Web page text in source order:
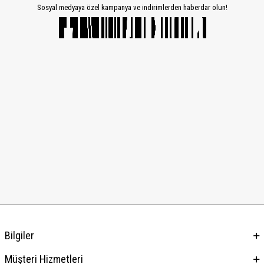
Sosyal medyaya özel kampanya ve indirimlerden haberdar olun!
Bilgiler
Müşteri Hizmetleri